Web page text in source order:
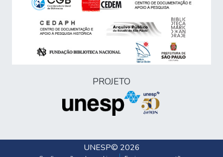
PROJETO
UNESP© 2026